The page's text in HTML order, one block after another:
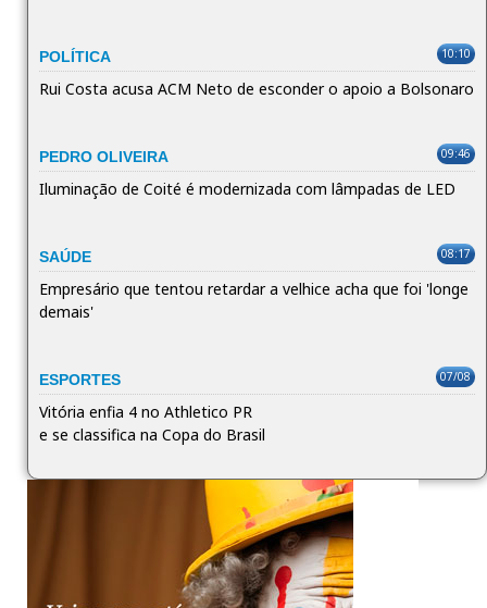
POLÍTICA 10:10
Rui Costa acusa ACM Neto de esconder o apoio a Bolsonaro
PEDRO OLIVEIRA 09:46
Iluminação de Coité é modernizada com lâmpadas de LED
SAÚDE 08:17
Empresário que tentou retardar a velhice acha que foi 'longe
demais'
ESPORTES 07/08
Vitória enfia 4 no Athletico PR
e se classifica na Copa do Brasil